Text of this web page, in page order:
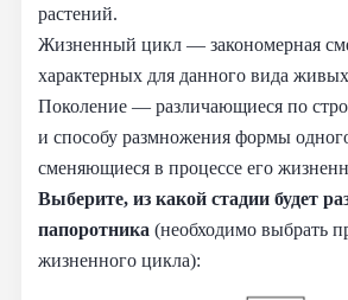
растений.
Жизненный цикл — закономерная
характерных для данного вида
Поколение — различающиеся по
и способу размножения формы
сменяющиеся в процессе его
Выберите, из какой стадии будет
папоротника (необходимо выбрать
жизненного цикла):